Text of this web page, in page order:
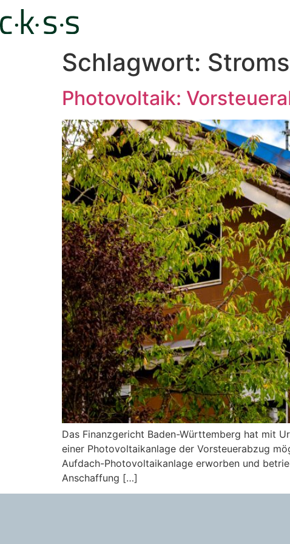
Schlagwort:
Photovoltaik:
Das Finanzgericht Baden-Württemberg hat mit
einer Photovoltaikanlage der Vorsteuerabzug
Aufdach-Photovoltaikanlage erworben und
Anschaffung […]